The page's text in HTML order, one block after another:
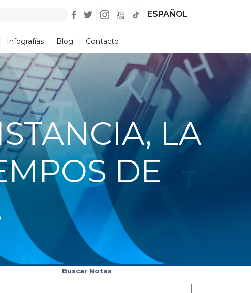
ESPAÑOL
Infografías Blog Contacto
LA
DE
Buscar Notas